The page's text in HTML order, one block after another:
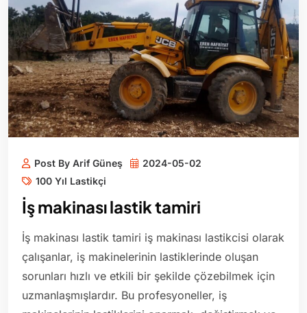
Post By Arif Güneş
2024-05-02
100 Yıl Lastikçi
İş makinası lastik tamiri
İş makinası lastik tamiri iş makinası lastikcisi olarak
çalışanlar, iş makinelerinin lastiklerinde oluşan
sorunları hızlı ve etkili bir şekilde çözebilmek için
uzmanlaşmışlardır. Bu profesyoneller, iş